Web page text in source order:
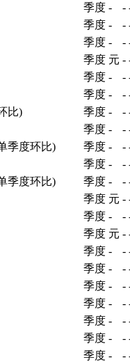
季度 - -
季度 - -
季度 - -
季度 元 -
季度 - -
季度 - -
比)
季度 - -
季度 - -
季度环比)
季度 - -
季度 - -
季度环比)
季度 - -
季度 元 -
季度 - -
季度 元 -
季度 - -
季度 - -
季度 - -
季度 - -
季度 - -
季度 - -
季度 - -